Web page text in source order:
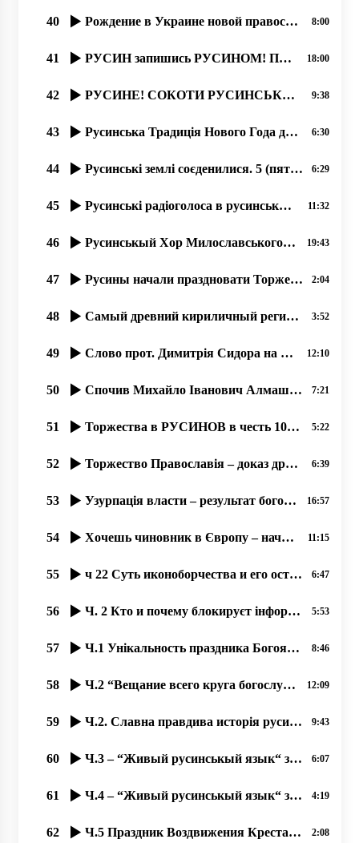
40 Рождение в Украине новой православной журналистики, 19.06.2020, прот. Димитрий Сидор 8:00
41 РУСИН запишись РУСИНОМ! ПЕРЕПИС НАСЕЛЕННЯ В УКРАЇНІ 2020 року. 18:00
42 РУСИНЕ! СОКОТИ РУСИНСЬКУ БЕСІДУ! 21.02.20 9:38
43 Русинська Традиція Нового Года до Рожденства. прот. Димитрий Сидор . 31.12.2019 6:30
44 Русинські землі соєденилися. 5 (пять) дней в рокаши! Лубня-Волосатоє 2019 6:29
45 Русинські радіоголоса в русинськых Карпатах 11:32
46 Русинськый Хор Милославського с 1945 року.. …07.2020, прот. Димитрий Сидор 19:43
47 Русины начали праздновати Торжество Православия раньше от Киева. 2:04
48 Самый древний кириличный регион Европы – наша Карпатська Русь. 3:52
49 Слово прот. Димитрія Сидора на открытіє фестиваля русинськой культуры в Міжгірї 12:10
50 Спочив Михайло Іванович Алмашій (1930-2019). 7:21
51 Торжества в РУСИНОВ в честь 100 летия Руской Народной Республикы Лемков! 5:22
52 Торжество Православія – доказ древности вҍры и вҍрности древнім рҍшеніям. 6:39
53 Узурпація власти – результат богоборчества, 16.09.2020 прот. Димитрий Сидор 16:57
54 Хочешь чиновник в Європу – начинай уважати права русинов! 30.01.2020 11:15
55 ч 22 Суть иконоборчества и его остатки на Западе 17.10.2020. прот. Димитрий Сидор 6:47
56 Ч. 2 Кто и почему блокируєт інформацію о православных Ужгорода؟ 5:53
57 Ч.1 Унікальность праздника Богоявленія-2020 в Ужгороді на Уж-Иордані. 8:46
58 Ч.2 “Вещание всего круга богослужений во время карантина“, 18.09.2020 прот. Димитрий Сидор 12:09
59 Ч.2. Славна правдива исторія русинов! 9:43
60 Ч.3 – “Живый русинськый язык“ з Оленов Копинець-Барта од 14.11.2019 6:07
61 Ч.4 – “Живый русинськый язык“ з Оленов Копинець-Барта од 15.11.2019 4:19
62 Ч.5 Праздник Воздвижения Креста Господня – любимый праздник наших людей 23.09.2020, прот. Д. Сидор 2:08